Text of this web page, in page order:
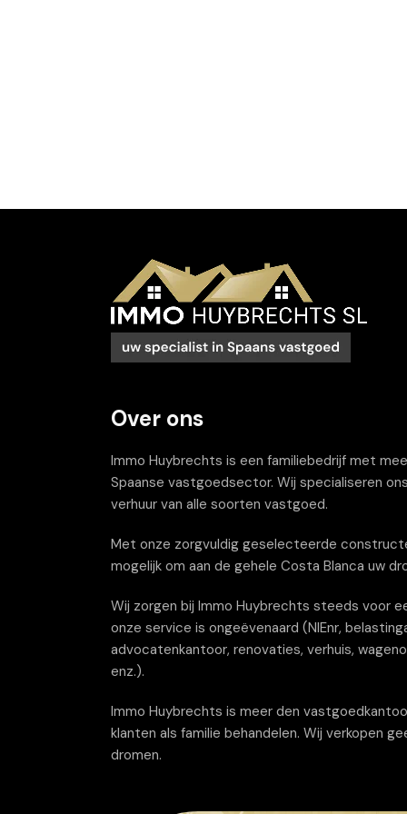
Over ons
Immo Huybrechts is een familiebedrijf met
Spaanse vastgoedsector. Wij specialiseren
verhuur van alle soorten vastgoed.
Met onze zorgvuldig geselecteerde
mogelijk om aan de gehele Costa Blanca uw
Wij zorgen bij Immo Huybrechts steeds voor
onze service is ongeëvenaard (NIEnr,
advocatenkantoor, renovaties, verhuis,
enz.).
Immo Huybrechts is meer den
klanten als familie behandelen. Wij verkopen
dromen.